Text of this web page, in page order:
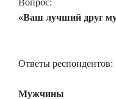
Вопрос:
«Ваш лучший друг
Ответы респондентов:
Мужчины